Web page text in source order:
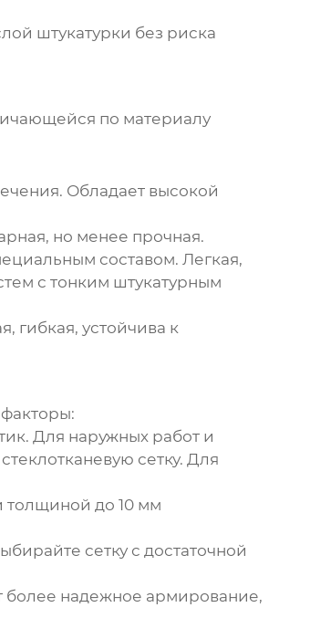
штукатурки без риска
по материалу
Обладает высокой
но менее прочная.
составом. Легкая,
с тонким штукатурным
гибкая, устойчива к
Для наружных работ и
сетку. Для
толщиной до 10 мм
сетку с достаточной
более надежное армирование,